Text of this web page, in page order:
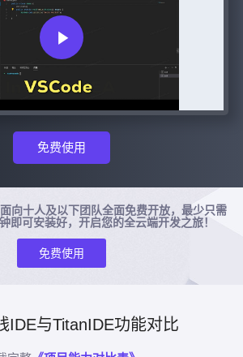
免费使用
向十人及以下团队全面免费开放，最少只需
即可安装好，开启您的全云端开发之旅！
免费使用
IDE与TitanIDE功能对比